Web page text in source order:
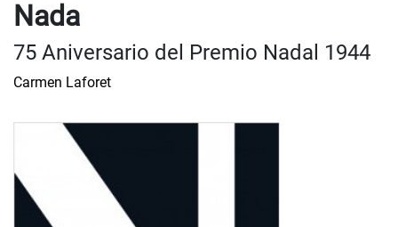
Nada
75 Aniversario del Premio Nadal 1944
Carmen Laforet